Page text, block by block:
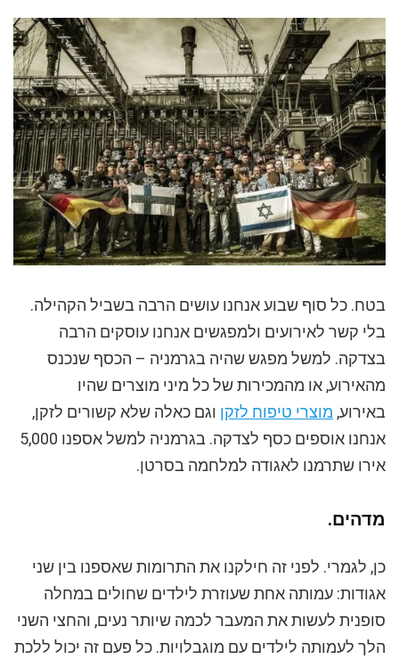
בטח. כל סוף שבוע אנחנו עושים הרבה בשביל הקהילה.
בלי קשר לאירועים ולמפגשים אנחנו עוסקים הרבה
בצדקה. למשל מפגש שהיה בגרמניה – הכסף שנכנס
מהאירוע, או מהמכירות של כל מיני מוצרים שהיו
באירוע, מוצרי טיפוח לזקן וגם כאלה שלא קשורים לזקן,
אנחנו אוספים כסף לצדקה. בגרמניה למשל אספנו 5,000
אירו שתרמנו לאגודה למלחמה בסרטן.
מדהים.
כן, לגמרי. לפני זה חילקנו את התרומות שאספנו בין שני
אגודות: עמותה אחת שעוזרת לילדים שחולים במחלה
סופנית לעשות את המעבר לכמה שיותר נעים, והחצי השני
הלך לעמותה לילדים עם מוגבלויות. כל פעם זה יכול ללכת